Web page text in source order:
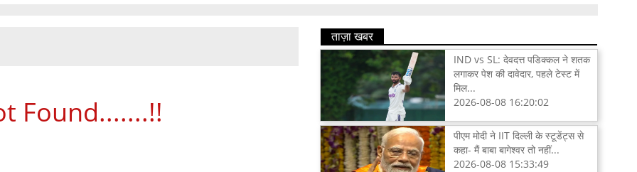
Found.......!!
ताज़ा खबर
IND vs SL: देवदत्त पडिक्कल ने शतक
लगाकर पेश की दावेदार, पहले टेस्ट में
मिल...
2026-08-08 16:20:02
पीएम मोदी ने IIT दिल्ली के स्टूडेंट्स से
कहा- मैं बाबा बागेश्वर तो नहीं...
2026-08-08 15:33:49